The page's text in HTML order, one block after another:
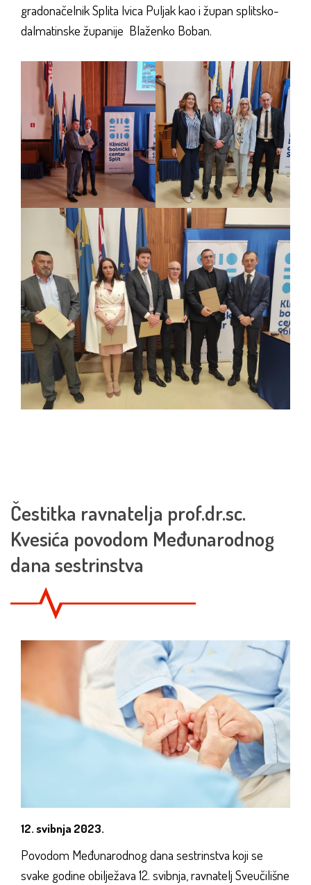
gradonačelnik Splita Ivica Puljak kao i župan splitsko-
dalmatinske županije Blaženko Boban.
Čestitka ravnatelja prof.dr.sc.
Kvesića povodom Međunarodnog
dana sestrinstva
12. svibnja 2023.
Povodom Međunarodnog dana sestrinstva koji se
svake godine obilježava 12. svibnja, ravnatelj Sveučilišne